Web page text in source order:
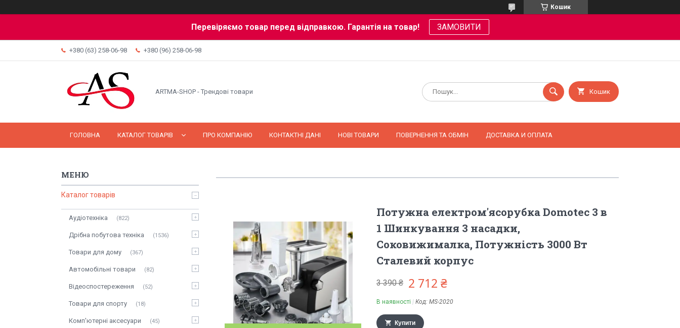
Кошик
Перевіряємо товар перед відправкою. Гарантія на товар! ЗАМОВИТИ
+380 (63) 258-06-98 +380 (96) 258-06-98
ARTMA-SHOP - Трендові товари Кошик
ГОЛОВНА КАТАЛОГ ТОВАРІВ ПРО КОМПАНІЮ КОНТАКТНІ ДАНІ НОВІ ТОВАРИ ПОВЕРНЕННЯ ТА ОБМІН ДОСТАВКА И ОПЛАТА
Потужна електром'ясорубка Domotec 3 в
1 Шинкування 3 насадки,
Соковижималка, Потужність 3000 Вт
Сталевий корпус
3 390 ₴ 2 712 ₴
В наявності Код: MS-2020
Купити
Каталог товарів
Аудіотехніка 822
Дрібна побутова техніка 1536
Товари для дому 367
Автомобільні товари 82
Відеоспостереження 52
Товари для спорту 18
Комп'ютерні аксесуари 45